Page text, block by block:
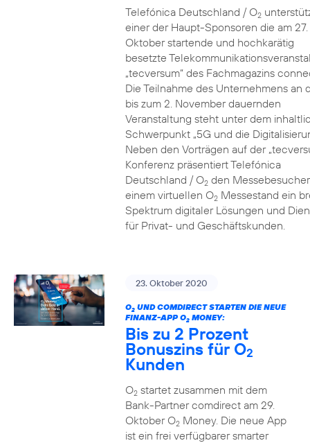
Telefónica Deutschland / O2
einer der Haupt-Sponsoren die am 27.
Oktober startende und hochkarätig
besetzte
„tecversum“ des Fachmagazins
Die Teilnahme des Unternehmens an
bis zum 2. November dauernden
Veranstaltung steht unter dem
Schwerpunkt „5G und die
Neben den Vorträgen auf der
Konferenz präsentiert Telefónica
Deutschland / O2den
einem virtuellen O2Messestand ein
Spektrum digitaler Lösungen und
für Privat- und Geschäftskunden.
23. Oktober 2020
O2UND COMDIRECT STARTEN DIE NEUE
FINANZ-APP O2MONEY:
Bis zu 2 Prozent
Bonuszins für O2
Kunden
O2startet zusammen mit dem
Bank-Partner comdirect am 29.
Oktober O2Money. Die neue App
ist ein frei verfügbarer smarter